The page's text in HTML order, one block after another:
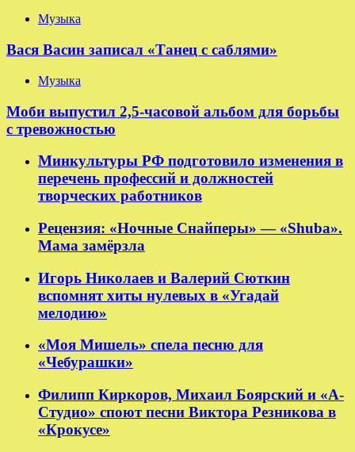
Музыка
Вася Васин записал «Танец с саблями»
Музыка
Моби выпустил 2,5-часовой альбом для борьбы
с тревожностью
Минкультуры РФ подготовило изменения в
перечень профессий и должностей
творческих работников
Рецензия: «Ночные Снайперы» — «Shuba».
Мама замёрзла
Игорь Николаев и Валерий Сюткин
вспомнят хиты нулевых в «Угадай
мелодию»
«Моя Мишель» спела песню для
«Чебурашки»
Филипп Киркоров, Михаил Боярский и «А-
Студио» споют песни Виктора Резникова в
«Крокусе»